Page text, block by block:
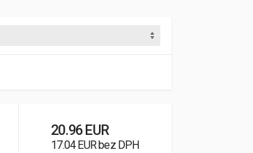
20.96 EUR
17.04 EUR bez DPH